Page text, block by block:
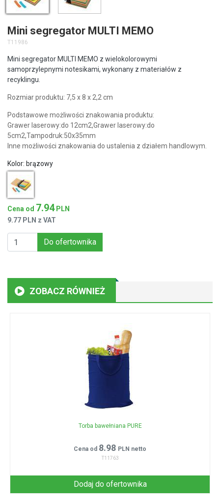
Mini segregator MULTI MEMO
T11986
Mini segregator MULTI MEMO z wielokolorowymi
samoprzylepnymi notesikami, wykonany z materiałów z
recyklingu.
Rozmiar produktu: 7,5 x 8 x 2,2 cm
Podstawowe możliwości znakowania produktu:
Grawer laserowy:do 12cm2,Grawer laserowy:do
5cm2,Tampodruk:50x35mm
Inne możliwości znakowania do ustalenia z działem handlowym.
Kolor: brązowy
Cena od 7.94PLN
9.77 PLN z VAT
Do ofertownika
ZOBACZ RÓWNIEŻ
Torba bawełniana PURE
Cena od 8.98 PLN netto
T11763
Dodaj do ofertownika